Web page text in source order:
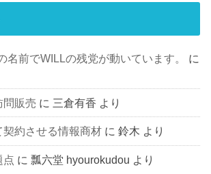
名前でWILLの残党が動いています。
に
問販売 に 三倉有香 より
約させる情報商材 に鈴木 より
点 に瓢六堂 hyourokudou より